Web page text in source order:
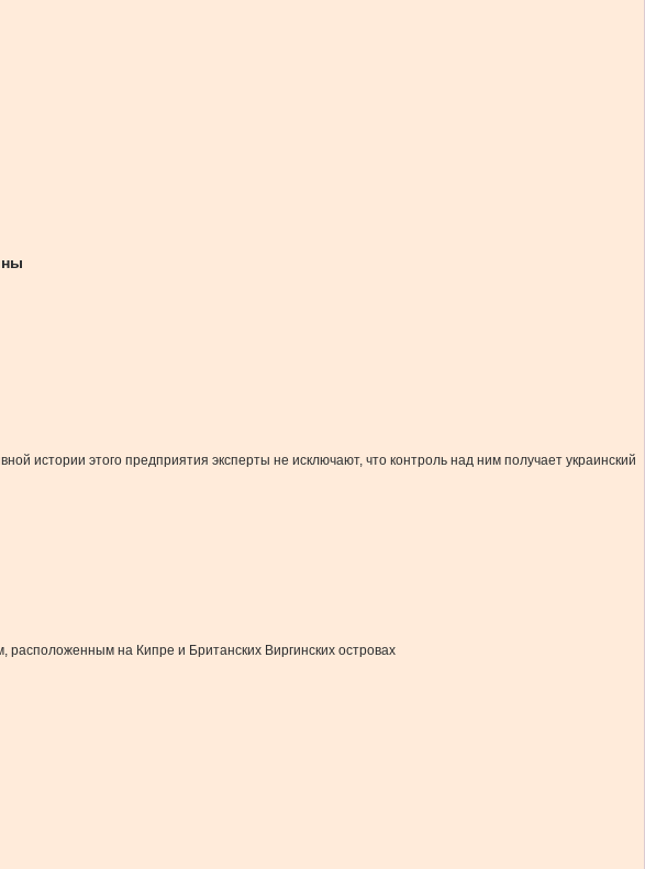
истории этого предприятия эксперты не исключают, что контроль над ним получает украинский
расположенным на Кипре и Британских Виргинских островах